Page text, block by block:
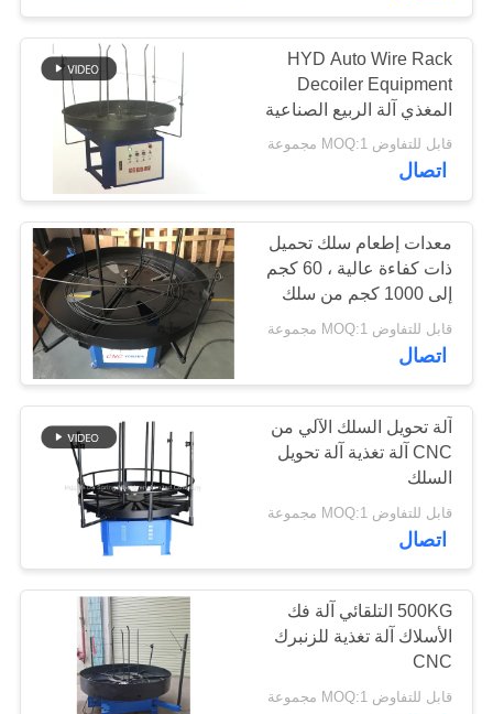
آلة تشكيل الأسلاك
17
آلة الربيع التواء
18
التوتر آلة الربيع
13
HYD Auto Wire Rack
Decoiler Equipment
المغذي آلة الربيع الصناعية
قابل للتفاوض MOQ:1 مجموعة
اتصال
معدات إطعام سلك تحميل
ذات كفاءة عالية ، 60 كجم
إلى 1000 كجم من سلك
إزالة الملفات
قابل للتفاوض MOQ:1 مجموعة
اتصال
آلة تحويل السلك الآلي من
CNC آلة تغذية آلة تحويل
السلك
قابل للتفاوض MOQ:1 مجموعة
اتصال
500KG التلقائي آلة فك
الأسلاك آلة تغذية للزنبرك
CNC
قابل للتفاوض MOQ:1 مجموعة